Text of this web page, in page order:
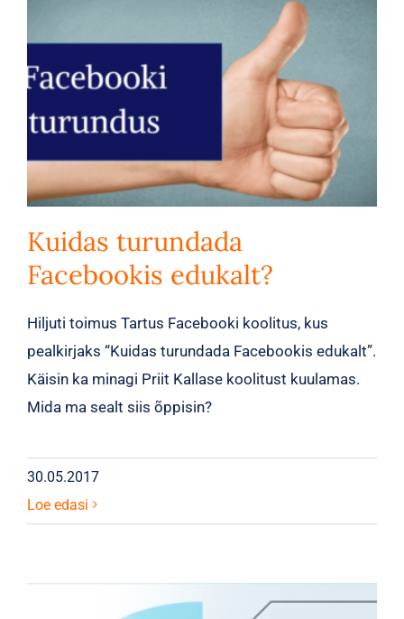
Kuidas turundada
Facebookis edukalt?
Hiljuti toimus Tartus Facebooki koolitus, kus
pealkirjaks “Kuidas turundada Facebookis edukalt”.
Käisin ka minagi Priit Kallase koolitust kuulamas.
Mida ma sealt siis õppisin?
30.05.2017
Loe edasi